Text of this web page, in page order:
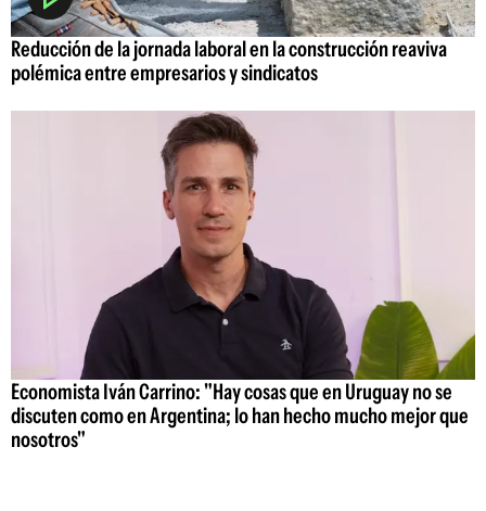
Reducción de la jornada laboral en la construcción reaviva
polémica entre empresarios y sindicatos
Economista Iván Carrino: "Hay cosas que en Uruguay no se
discuten como en Argentina; lo han hecho mucho mejor que
nosotros"